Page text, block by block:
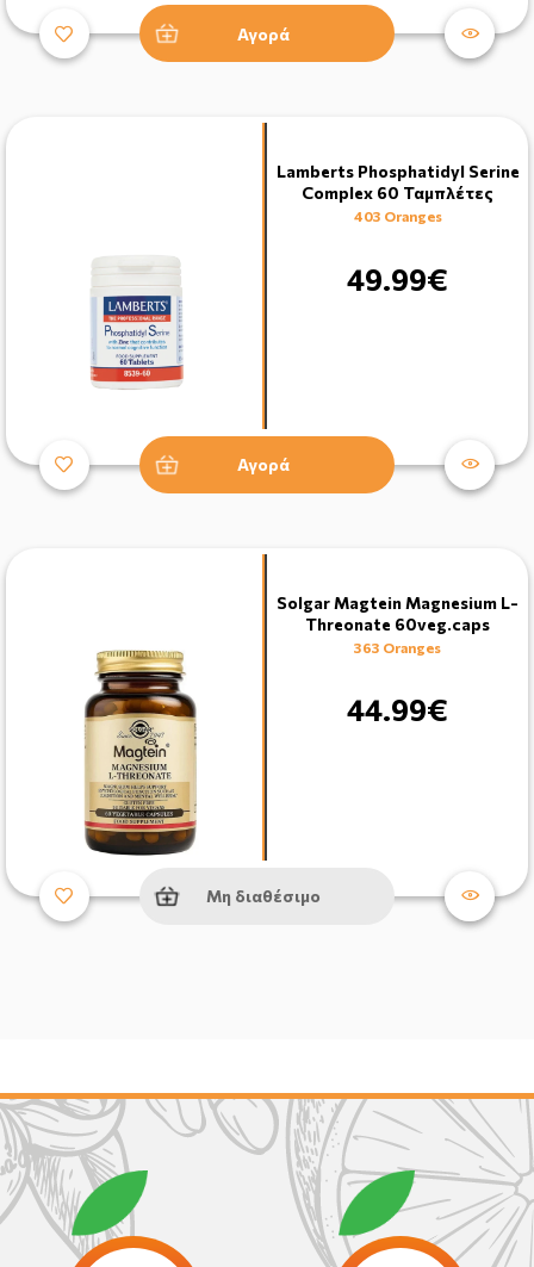
Αγορά
Lamberts Phosphatidyl Serine
Complex 60 Ταμπλέτες
403 Oranges
49.99€
Αγορά
Solgar Magtein Magnesium L-
Threonate 60veg.caps
363 Oranges
44.99€
Μη διαθέσιμο